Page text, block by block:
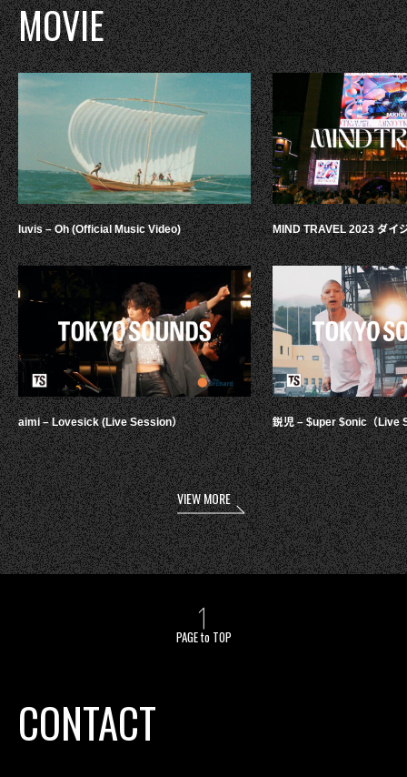
MOVIE
luvis – Oh (Official Music Video)
aimi – Lovesick (Live Session）
MIND TRAVEL 2023 ダイ
鋭児 – $uper $onic（Live
VIEW MORE
PAGE to TOP
CONTACT